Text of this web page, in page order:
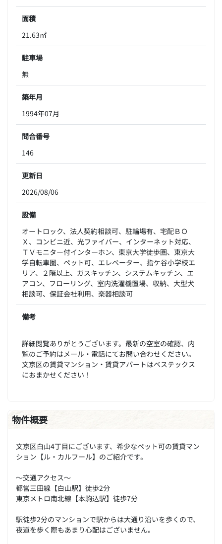
面積
21.63㎡
駐車場
無
築年月
1994年07月
問合番号
146
更新日
2026/08/06
設備
オートロック、法人契約相談可、駐輪場有、宅配ＢＯ
Ｘ、コンビニ近、光ファイバー、インターネット対応、
ＴＶモニター付インターホン、東京大学徒歩圏、東京大
学自転車圏、ペット可、エレベーター、指ケ谷小学校エ
リア、２階以上、ガスキッチン、システムキッチン、エ
アコン、フローリング、室内洗濯機置場、収納、大型犬
相談可、保証会社利用、楽器相談可
備考
詳細閲覧ありがとうございます。最新の空室の確認、内
覧のご予約はメール・電話にてお問い合わせください。
文京区の賃貸マンション・賃貸アパートはベステックス
におまかせください！
物件概要
文京区白山4丁目にございます、希少なペット可の賃貸マン
ション【ル・カルフール】のご紹介です。
～交通アクセス～
都営三田線【白山駅】徒歩2分
東京メトロ南北線【本駒込駅】徒歩7分
駅徒歩2分のマンションで駅からは大通り沿いを歩くので、
夜道を歩く際もあまり心配はございません。